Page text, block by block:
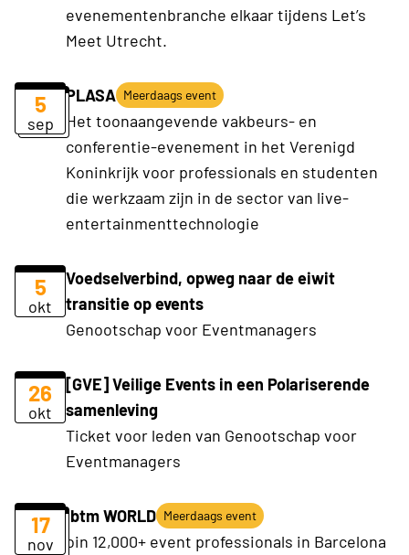
evenementenbranche elkaar tijdens Let’s
Meet Utrecht.
5
sep
PLASA Meerdaags event
Het toonaangevende vakbeurs- en
conferentie-evenement in het Verenigd
Koninkrijk voor professionals en studenten
die werkzaam zijn in de sector van live-
entertainmenttechnologie
5
okt
Voedselverbind, opweg naar de eiwit
transitie op events
Genootschap voor Eventmanagers
26
okt
[GVE] Veilige Events in een Polariserende
samenleving
Ticket voor leden van Genootschap voor
Eventmanagers
17
nov
ibtm WORLD Meerdaags event
oin 12,000+ event professionals in Barcelona